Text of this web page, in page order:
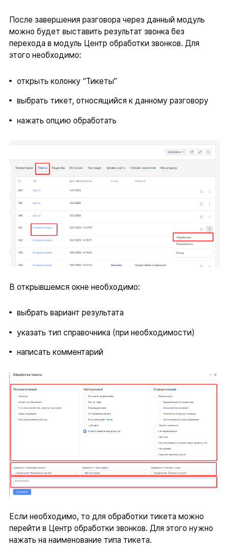
После завершения разговора через данный модуль
можно будет выставить результат звонка без
перехода в модуль Центр обработки звонков. Для
этого необходимо:
открыть колонку “Тикеты”
выбрать тикет, относящийся к данному разговору
нажать опцию обработать
В открывшемся окне необходимо:
выбрать вариант результата
указать тип справочника (при необходимости)
написать комментарий
Если необходимо, то для обработки тикета можно
перейти в Центр обработки звонков. Для этого нужно
нажать на наименование типа тикета.